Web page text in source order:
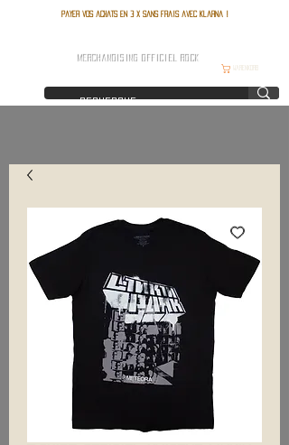
Payer vos achats en 3 x sans frais avec Klarna !
Warenkorb
MERCHANDISING OFFICIEL ROCK